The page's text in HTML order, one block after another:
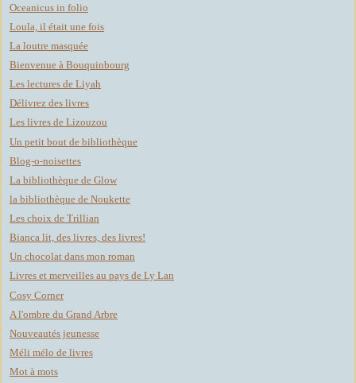
Oceanicus in folio
Loula, il était une fois
La loutre masquée
Bienvenue à Bouquinbourg
Les lectures de Liyah
Délivrez des livres
Les livres de Lizouzou
Un petit bout de bibliothèque
Blog-o-noisettes
La bibliothèque de Glow
la bibliothèque de Noukette
Les choix de Trillian
Bianca lit, des livres, des livres!
Un chocolat dans mon roman
Livres et merveilles au pays de Ly Lan
Cosy Corner
A l'ombre du Grand Arbre
Nouveautés jeunesse
Méli mélo de livres
Mot à mots